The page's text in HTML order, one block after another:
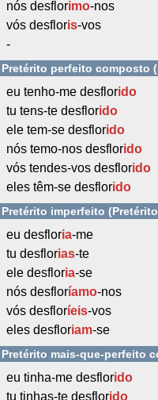
nós desflorimo-nos
vós desfloris-vos
-
Pretérito perfeito composto
eu tenho-me desflorido
tu tens-te desflorido
ele tem-se desflorido
nós temo-nos desflorido
vós tendes-vos desflorido
eles têm-se desflorido
Pretérito imperfeito
eu desfloria-me
tu desflorias-te
ele desfloria-se
nós desfloríamo-nos
vós desfloríeis-vos
eles desfloriam-se
Pretérito mais-que-perfeito
eu tinha-me desflorido
tu tinhas-te desflorido